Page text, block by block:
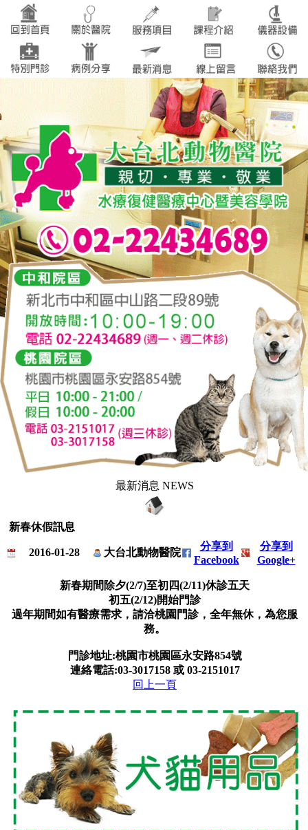
最新消息 NEWS
新春休假訊息
2016-01-28 大台北動物醫院
分享到
Facebook
分享到
Google+
新春期間除夕(2/7)至初四(2/11)休診五天
初五(2/12)開始門診
過年期間如有醫療需求，請洽桃園門診，全年無休，為您服
務。
門診地址:桃園市桃園區永安路854號
連絡電話:03-3017158 或 03-2151017
回上一頁